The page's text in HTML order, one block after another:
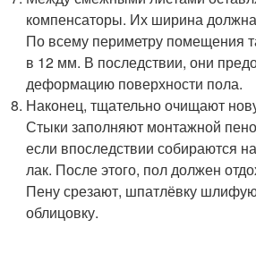
компенсаторы. Их ширина
По всему периметру помещения
в 12 мм. В последствии, они
деформацию поверхности пола.
Наконец, тщательно очищают
Стыки заполняют монтажной
если впоследствии собираются
лак. После этого, пол должен
Пену срезают, шпатлёвку
облицовку.